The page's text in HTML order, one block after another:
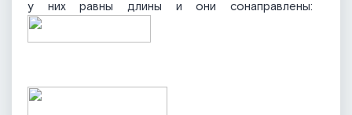
у них равны длины и они сонаправлены: